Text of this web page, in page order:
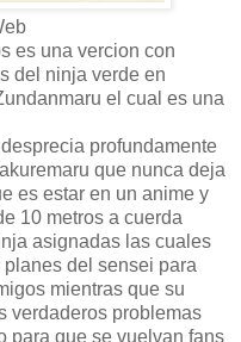
es una vercion con
del ninja verde en
el cual es una
profundamente
que nunca deja
es estar en un anime y
10 metros a cuerda
asignadas las cuales
del sensei para
mientras que su
verdaderos problemas
para que se vuelvan fans